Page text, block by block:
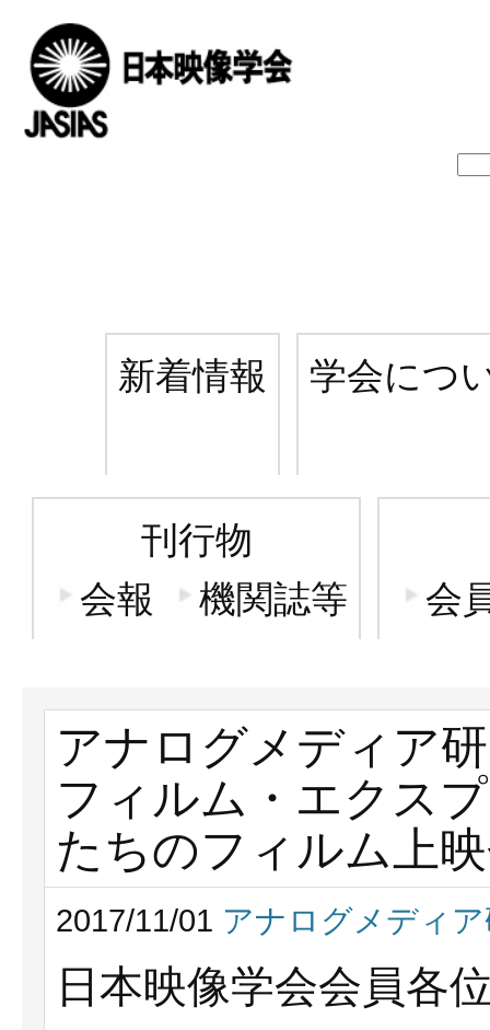
新着情報 学会につ
刊行物
会報
機関誌等 会
アナログメディア
フィルム・エクス
たちのフィルム上
2017/11/01 アナログメディ
日本映像学会会員各